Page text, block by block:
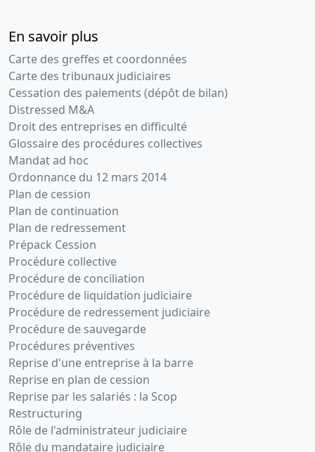
En savoir plus
Carte des greffes et coordonnées
Carte des tribunaux judiciaires
Cessation des paiements (dépôt de bilan)
Distressed M&A
Droit des entreprises en difficulté
Glossaire des procédures collectives
Mandat ad hoc
Ordonnance du 12 mars 2014
Plan de cession
Plan de continuation
Plan de redressement
Prépack Cession
Procédure collective
Procédure de conciliation
Procédure de liquidation judiciaire
Procédure de redressement judiciaire
Procédure de sauvegarde
Procédures préventives
Reprise d'une entreprise à la barre
Reprise en plan de cession
Reprise par les salariés : la Scop
Restructuring
Rôle de l'administrateur judiciaire
Rôle du mandataire judiciaire